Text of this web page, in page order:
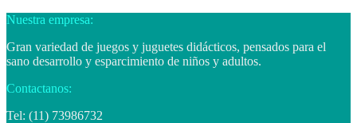
Nuestra empresa:
Gran variedad de juegos y juguetes didácticos, pensados para el
sano desarrollo y esparcimiento de niños y adultos.
Contactanos:
Tel: (11) 73986732